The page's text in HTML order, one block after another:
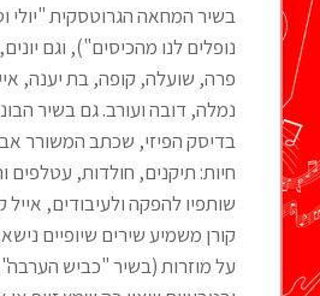
בשיר המחאה הגרוטסקית "יולי
נופלים לנו מהכיסים"), וגם
פרה, שועלה, קופה, בת יענה,
נמלה, דובה ועורב. גם בשיר
בדיסק הפיזי, שכתב המשורר
חיות: תיקנים, חולדות, עטלפים
שותפיו להפקה ולעיבודים, אייל
קורן משמיע שירים שיופיים
על מוזרות (בשיר "כביש